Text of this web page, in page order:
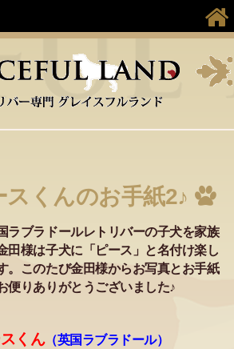
スくんのお手紙2♪
ラブラドールレトリバーの子犬を家族
田様は子犬に「ピース」と名付け楽し
。このたび金田様からお写真とお手紙
便りありがとうございました♪
くん（英国ラブラドール）